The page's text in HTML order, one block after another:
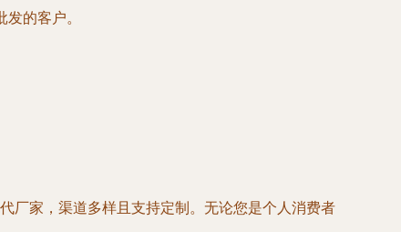
的客户。
厂家，渠道多样且支持定制。无论您是个人消费者